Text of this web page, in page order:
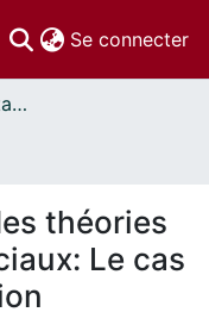
Se connecter
Thèses uOttawa // uOttawa Theses
théories
Le cas